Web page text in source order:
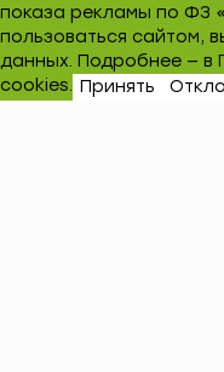
показа рекламы по ФЗ
пользоваться сайтом,
данных. Подробнее — в
cookies. Принять